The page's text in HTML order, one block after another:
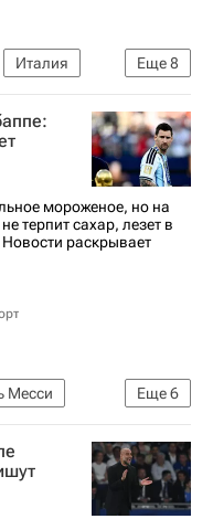
Еще8
Италия
Гаттузо
мороженое, но на
терпит сахар, лезет в
раскрывает
Еще6
Месси